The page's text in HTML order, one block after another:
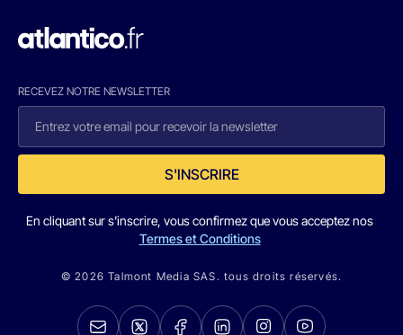
RECEVEZ NOTRE NEWSLETTER
S'INSCRIRE
En cliquant sur s'inscrire, vous confirmez que vous acceptez nos
Termes et Conditions
© 2026 Talmont Media SAS. tous droits réservés.